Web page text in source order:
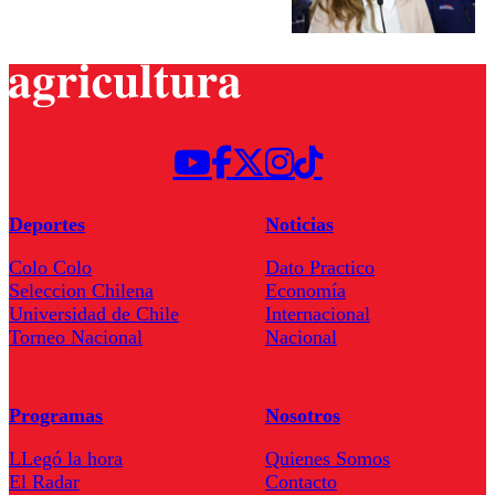
Deportes
Colo Colo
Seleccion Chilena
Universidad de Chile
Torneo Nacional
Noticias
Dato Practico
Economía
Internacional
Nacional
Programas
LLegó la hora
El Radar
Nosotros
Quienes Somos
Contacto